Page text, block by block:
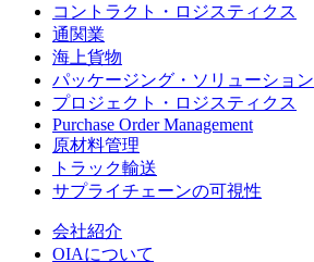
コントラクト・ロジスティクス
通関業
海上貨物
パッケージング・ソリューション
プロジェクト・ロジスティクス
Purchase Order Management
原材料管理
トラック輸送
サプライチェーンの可視性
会社紹介
OIAについて